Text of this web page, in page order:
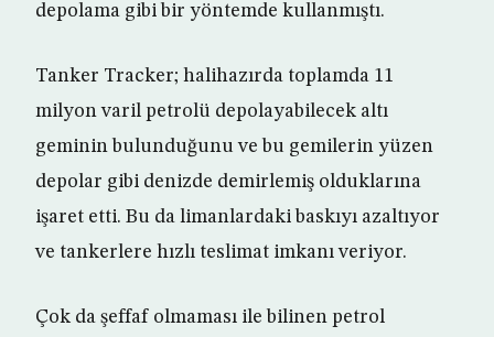
depolama gibi bir yöntemde kullanmıştı.
Tanker Tracker; halihazırda toplamda 11
milyon varil petrolü depolayabilecek altı
geminin bulunduğunu ve bu gemilerin yüzen
depolar gibi denizde demirlemiş olduklarına
işaret etti. Bu da limanlardaki baskıyı azaltıyor
ve tankerlere hızlı teslimat imkanı veriyor.
Çok da şeffaf olmaması ile bilinen petrol